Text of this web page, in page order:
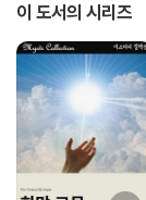
이 도서의 시리즈